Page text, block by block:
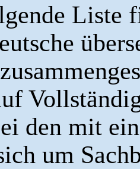
Liste
ei den mit
um